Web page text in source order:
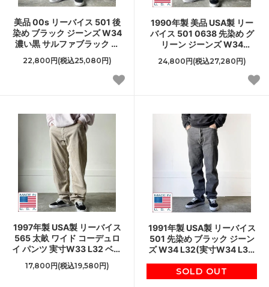
美品 00s リーバイス 501 後
染め ブラック ジーンズ W34
濃い黒 サルファブラック ビ
ンテージ D153
22,800円(税込25,080円)
1990年製 美品 USA製 リー
バイス 501 0638 先染め グ
リーン ジーンズ W34
L30(実寸W33 L29) ビンテ
ージ 90s アメリカ製 D153
24,800円(税込27,280円)
1997年製 USA製 リーバイス
565 太畝 ワイド コーデュロ
イ パンツ 実寸W33 L32 ベー
ジュ系 ルーズフィット 90s
ビンテージ D153
17,800円(税込19,580円)
1991年製 USA製 リーバイス
501 先染め ブラック ジーン
ズ W34 L32(実寸W34 L31)
ジ D153
SOLD OUT